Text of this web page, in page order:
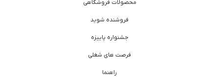
محصولات فروشگاهی
فروشنده شوید
جشنواره پاییزه
فرصت های شغلی
راهنما